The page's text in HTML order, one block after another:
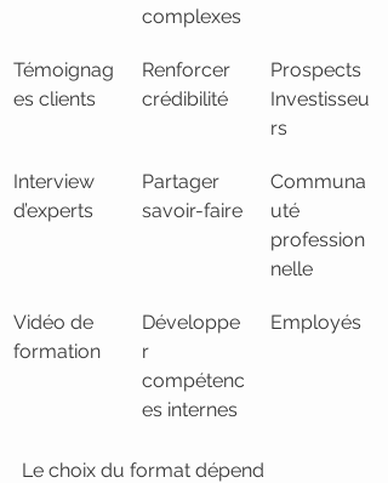
complexes
Témoignag
es clients
Renforcer
crédibilité
Prospects
Investisseu
rs
Interview
d’experts
Partager
savoir-faire
Communa
uté
profession
nelle
Vidéo de
formation
Développe
r
compétenc
es internes
Employés
Le choix du format dépend